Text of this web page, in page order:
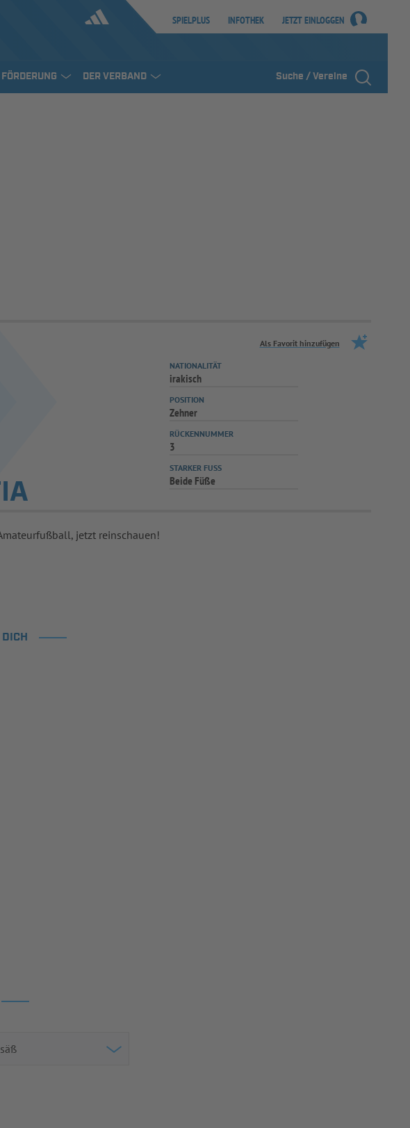
SPIELPLUS INFOTHEK JETZT EINLOGGEN
DER VERBAND Suche / Vereine
Als Favorit hinzufügen
NATIONALITÄT
irakisch
POSITION
Zehner
RÜCKENNUMMER
3
STARKER FUSS
Beide Füße
jetzt reinschauen!